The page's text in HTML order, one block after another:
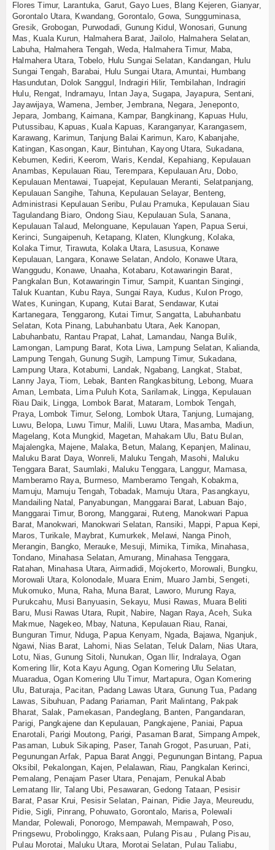
Flores Timur, Larantuka, Garut, Gayo Lues, Blang Kejeren, Gianyar,
Gorontalo Utara, Kwandang, Gorontalo, Gowa, Sungguminasa,
Gresik, Grobogan, Purwodadi, Gunung Kidul, Wonosari, Gunung
Mas, Kuala Kurun, Halmahera Barat, Jailolo, Halmahera Selatan,
Labuha, Halmahera Tengah, Weda, Halmahera Timur, Maba,
Halmahera Utara, Tobelo, Hulu Sungai Selatan, Kandangan, Hulu
Sungai Tengah, Barabai, Hulu Sungai Utara, Amuntai, Humbang
Hasundutan, Dolok Sanggul, Indragiri Hilir, Tembilahan, Indragiri
Hulu, Rengat, Indramayu, Intan Jaya, Sugapa, Jayapura, Sentani,
Jayawijaya, Wamena, Jember, Jembrana, Negara, Jeneponto,
Jepara, Jombang, Kaimana, Kampar, Bangkinang, Kapuas Hulu,
Putussibau, Kapuas, Kuala Kapuas, Karanganyar, Karangasem,
Karawang, Karimun, Tanjung Balai Karimun, Karo, Kabanjahe,
Katingan, Kasongan, Kaur, Bintuhan, Kayong Utara, Sukadana,
Kebumen, Kediri, Keerom, Waris, Kendal, Kepahiang, Kepulauan
Anambas, Kepulauan Riau, Terempara, Kepulauan Aru, Dobo,
Kepulauan Mentawai, Tuapejat, Kepulauan Meranti, Selatpanjang,
Kepulauan Sangihe, Tahuna, Kepulauan Selayar, Benteng,
Administrasi Kepulauan Seribu, Pulau Pramuka, Kepulauan Siau
Tagulandang Biaro, Ondong Siau, Kepulauan Sula, Sanana,
Kepulauan Talaud, Melonguane, Kepulauan Yapen, Papua Serui,
Kerinci, Sungaipenuh, Ketapang, Klaten, Klungkung, Kolaka,
Kolaka Timur, Tirawuta, Kolaka Utara, Lasusua, Konawe
Kepulauan, Langara, Konawe Selatan, Andolo, Konawe Utara,
Wanggudu, Konawe, Unaaha, Kotabaru, Kotawaringin Barat,
Pangkalan Bun, Kotawaringin Timur, Sampit, Kuantan Singingi,
Taluk Kuantan, Kubu Raya, Sungai Raya, Kudus, Kulon Progo,
Wates, Kuningan, Kupang, Kutai Barat, Sendawar, Kutai
Kartanegara, Tenggarong, Kutai Timur, Sangatta, Labuhanbatu
Selatan, Kota Pinang, Labuhanbatu Utara, Aek Kanopan,
Labuhanbatu, Rantau Prapat, Lahat, Lamandau, Nanga Bulik,
Lamongan, Lampung Barat, Kota Liwa, Lampung Selatan, Kalianda,
Lampung Tengah, Gunung Sugih, Lampung Timur, Sukadana,
Lampung Utara, Kotabumi, Landak, Ngabang, Langkat, Stabat,
Lanny Jaya, Tiom, Lebak, Banten Rangkasbitung, Lebong, Muara
Aman, Lembata, Lima Puluh Kota, Sarilamak, Lingga, Kepulauan
Riau Daik, Lingga, Lombok Barat, Mataram, Lombok Tengah,
Praya, Lombok Timur, Selong, Lombok Utara, Tanjung, Lumajang,
Luwu, Belopa, Luwu Timur, Malili, Luwu Utara, Masamba, Madiun,
Magelang, Kota Mungkid, Magetan, Mahakam Ulu, Batu Bulan,
Majalengka, Majene, Malaka, Betun, Malang, Kepanjen, Malinau,
Maluku Barat Daya, Wonreli, Maluku Tengah, Masohi, Maluku
Tenggara Barat, Saumlaki, Maluku Tenggara, Langgur, Mamasa,
Mamberamo Raya, Burmeso, Mamberamo Tengah, Kobakma,
Mamuju, Mamuju Tengah, Tobadak, Mamuju Utara, Pasangkayu,
Mandailing Natal, Panyabungan, Manggarai Barat, Labuan Bajo,
Manggarai Timur, Borong, Manggarai, Ruteng, Manokwari Papua
Barat, Manokwari, Manokwari Selatan, Ransiki, Mappi, Papua Kepi,
Maros, Turikale, Maybrat, Kumurkek, Melawi, Nanga Pinoh,
Merangin, Bangko, Merauke, Mesuji, Mimika, Timika, Minahasa,
Tondano, Minahasa Selatan, Amurang, Minahasa Tenggara,
Ratahan, Minahasa Utara, Airmadidi, Mojokerto, Morowali, Bungku,
Morowali Utara, Kolonodale, Muara Enim, Muaro Jambi, Sengeti,
Mukomuko, Muna, Raha, Muna Barat, Laworo, Murung Raya,
Purukcahu, Musi Banyuasin, Sekayu, Musi Rawas, Muara Beliti
Baru, Musi Rawas Utara, Rupit, Nabire, Nagan Raya, Aceh, Suka
Makmue, Nagekeo, Mbay, Natuna, Kepulauan Riau, Ranai,
Bunguran Timur, Nduga, Papua Kenyam, Ngada, Bajawa, Nganjuk,
Ngawi, Nias Barat, Lahomi, Nias Selatan, Teluk Dalam, Nias Utara,
Lotu, Nias, Gunung Sitoli, Nunukan, Ogan Ilir, Indralaya, Ogan
Komering Ilir, Kota Kayu Agung, Ogan Komering Ulu Selatan,
Muaradua, Ogan Komering Ulu Timur, Martapura, Ogan Komering
Ulu, Baturaja, Pacitan, Padang Lawas Utara, Gunung Tua, Padang
Lawas, Sibuhuan, Padang Pariaman, Parit Malintang, Pakpak
Bharat, Salak, Pamekasan, Pandeglang, Banten, Pangandaran,
Parigi, Pangkajene dan Kepulauan, Pangkajene, Paniai, Papua
Enarotali, Parigi Moutong, Parigi, Pasaman Barat, Simpang Ampek,
Pasaman, Lubuk Sikaping, Paser, Tanah Grogot, Pasuruan, Pati,
Pegunungan Arfak, Papua Barat Anggi, Pegunungan Bintang, Papua
Oksibil, Pekalongan, Kajen, Pelalawan, Riau, Pangkalan Kerinci,
Pemalang, Penajam Paser Utara, Penajam, Penukal Abab
Lematang Ilir, Talang Ubi, Pesawaran, Gedong Tataan, Pesisir
Barat, Pasar Krui, Pesisir Selatan, Painan, Pidie Jaya, Meureudu,
Pidie, Sigli, Pinrang, Pohuwato, Gorontalo, Marisa, Polewali
Mandar, Polewali, Ponorogo, Mempawah, Mempawah, Poso,
Pringsewu, Probolinggo, Kraksaan, Pulang Pisau , Pulang Pisau,
Pulau Morotai, Maluku Utara, Morotai Selatan, Pulau Taliabu,